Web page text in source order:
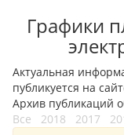
Графики
Актуальная
публикуется на
Архив публикаций
Все
2018 2017